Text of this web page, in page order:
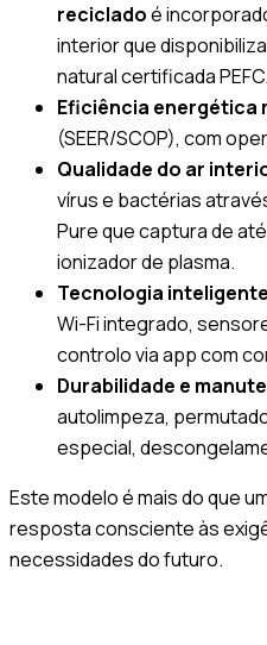
recicladoé
interior que
natural certificada PEFC.
Eficiência energética
(SEER/SCOP), com
Qualidade do ar
vírus e bactérias
Pure que captura de
ionizador de plasma.
Tecnologia
Wi-Fi integrado,
controlo via app com
Durabilidade e
autolimpeza,
especial,
Este modelo é mais do que
resposta consciente às
necessidades do futuro.